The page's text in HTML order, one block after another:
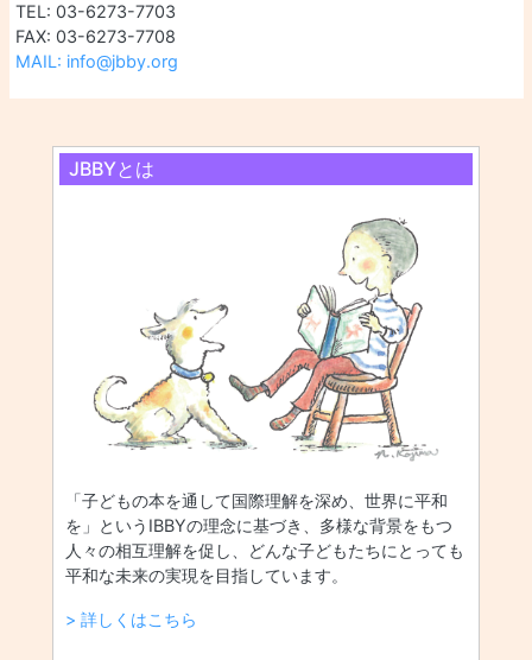
TEL: 03-6273-7703
FAX: 03-6273-7708
MAIL: info@jbby.org
JBBYとは
「子どもの本を通して国際理解を深め、世界に平和
を」というIBBYの理念に基づき、多様な背景をもつ
人々の相互理解を促し、どんな子どもたちにとっても
平和な未来の実現を目指しています。
> 詳しくはこちら